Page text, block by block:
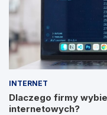
INTERNET
Dlaczego firmy
internetowych?